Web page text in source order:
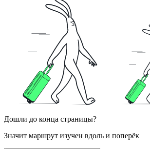
Дошли до конца страницы?
Значит маршрут изучен вдоль и поперёк